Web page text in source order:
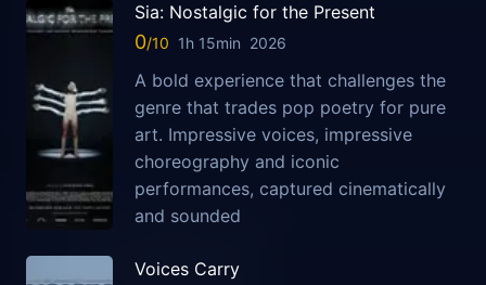
Sia: Nostalgic for the Present
0 1h 15min 2026
A bold experience that challenges the
genre that trades pop poetry for pure
art. Impressive voices, impressive
choreography and iconic
performances, captured cinematically
and sounded
Voices Carry